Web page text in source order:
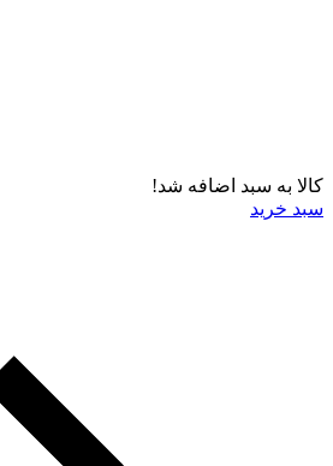
کالا به سبد اضافه شد!
سبد خرید